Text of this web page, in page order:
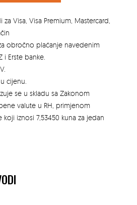
Visa, Visa Premium, Mastercard,
obročno plaćanje navedenim
i Erste banke.
cijenu.
se u skladu sa Zakonom
valute u RH, primjenom
iznosi 7,53450 kuna za jedan